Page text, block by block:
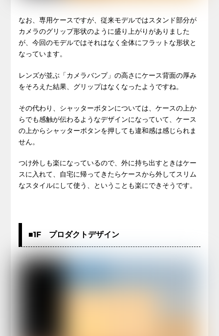
なお、専用ケースですが、従来モデルではスタンド部分が
カメラのグリップ形状のように盛り上がりがありました
が、今回のモデルではそれはなく全体にフラットな形状と
なっています。
レンズが並ぶ「カメラバンプ」の高さにケース背面の厚み
をそろえた結果、グリップはなくなったようですね。
その代わり、シャッターボタンについては、ケースの上か
らでも感触が伝わるようなデザインになっていて、ケース
の上からシャッターボタンを押しても違和感は感じられま
せん。
つけ外しも楽になっているので、外に持ち出すときはケー
スに入れて、自宅に帰ってきたらケースから外してスリム
なスタイルにして使う、ということも楽にできそうです。
■1F プロダクトデザイン